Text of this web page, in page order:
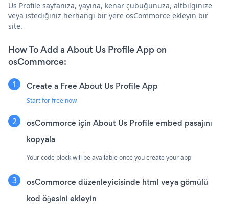
Us Profile sayfanıza, yayına, kenar çubuğunuza, altbilginize
veya istediğiniz herhangi bir yere osCommorce ekleyin bir
site.
How To Add a About Us Profile App on
osCommorce:
Create a Free About Us Profile App
Start for free now
osCommorce için About Us Profile embed pasajını
kopyala
Your code block will be available once you create your app
osCommorce düzenleyicisinde html veya gömülü
kod öğesini ekleyin